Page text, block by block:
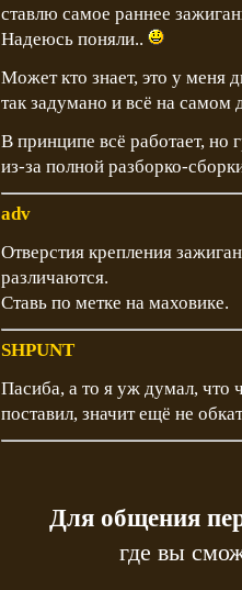
ставлю самое раннее
Надеюсь поняли..
Может кто знает, это у меня
так задумано и всё на самом
В принципе всё работает, но
из-за полной разборко-
adv
Отверстия крепления
различаются.
Ставь по метке на маховике.
SHPUNT
Пасиба, а то я уж думал, что
поставил, значит ещё не
Для общения
где вы